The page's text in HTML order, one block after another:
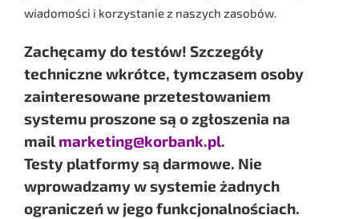
wiadomości i korzystanie z naszych zasobów.
Zachęcamy do testów! Szczegóły
techniczne wkrótce, tymczasem osoby
zainteresowane przetestowaniem
systemu proszone są o zgłoszenia na
mail marketing@korbank.pl.
Testy platformy są darmowe. Nie
wprowadzamy w systemie żadnych
ograniczeń w jego funkcjonalnościach.